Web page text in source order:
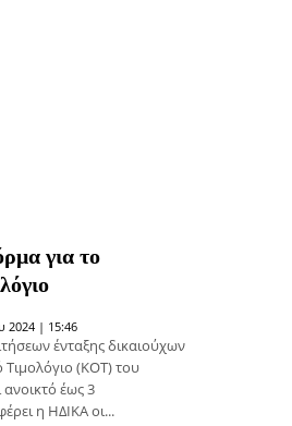
για το
2024 | 15:46
ένταξης δικαιούχων
Τιμολόγιο (ΚΟΤ) του
ανοικτό έως 3
η ΗΔΙΚΑ οι...